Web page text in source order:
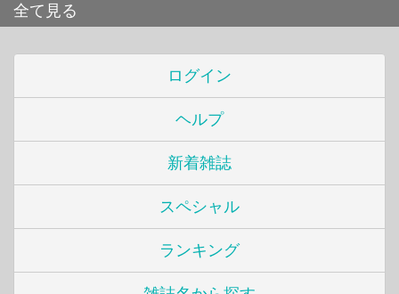
全て見る
ログイン
ヘルプ
新着雑誌
スペシャル
ランキング